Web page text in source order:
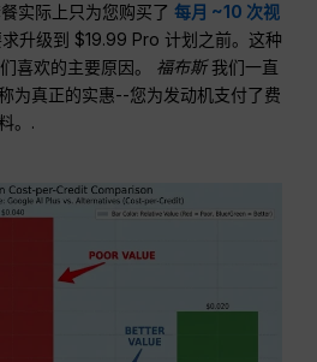
实际上只为您购买了每月 ~10 次视
升级到 $19.99 Pro 计划之前。这种
喜欢的主要原因。 福布斯我们一直
为真正的实惠--您为发动机支付了费
。.